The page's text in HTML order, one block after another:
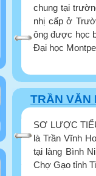
chung tại
nhị cấp ở
ông được học
Đại học
TRẦN VĂN
SƠ LƯỢC
là Trần Vĩnh
tại làng Bình
Chợ Gạo tỉnh